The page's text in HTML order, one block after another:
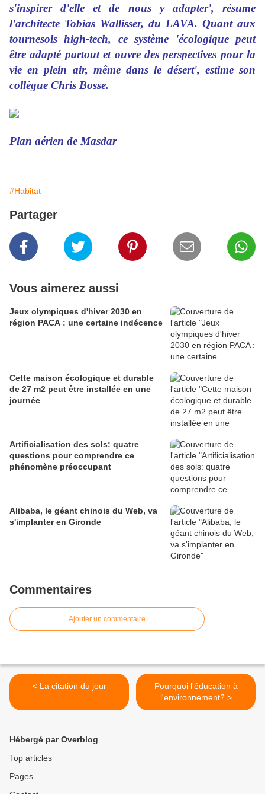
s'inspirer d'elle et de nous y adapter', résume
l'architecte Tobias Wallisser, du LAVA. Quant aux
tournesols high-tech, ce système 'écologique peut
être adapté partout et ouvre des perspectives pour la
vie en plein air, même dans le désert', estime son
collègue Chris Bosse.
Plan aérien de Masdar
#Habitat
Partager
Vous aimerez aussi
Jeux olympiques d'hiver 2030 en
région PACA : une certaine indécence
Cette maison écologique et durable
de 27 m2 peut être installée en une
journée
Artificialisation des sols: quatre
questions pour comprendre ce
phénomène préoccupant
Alibaba, le géant chinois du Web, va
s'implanter en Gironde
Commentaires
Ajouter un commentaire
< La citation du jour
Pourquoi l'éducation à
l'environnement? >
Hébergé par Overblog
Top articles
Pages